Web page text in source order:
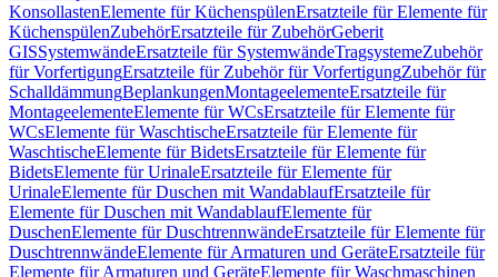
KonsollastenElemente für KüchenspülenErsatzteile für Elemente für
KüchenspülenZubehörErsatzteile für ZubehörGeberit
GISSystemwändeErsatzteile für SystemwändeTragsystemeZubehör
für VorfertigungErsatzteile für Zubehör für VorfertigungZubehör für
SchalldämmungBeplankungenMontageelementeErsatzteile für
MontageelementeElemente für WCsErsatzteile für Elemente für
WCsElemente für WaschtischeErsatzteile für Elemente für
WaschtischeElemente für BidetsErsatzteile für Elemente für
BidetsElemente für UrinaleErsatzteile für Elemente für
UrinaleElemente für Duschen mit WandablaufErsatzteile für
Elemente für Duschen mit WandablaufElemente für
DuschenElemente für DuschtrennwändeErsatzteile für Elemente für
DuschtrennwändeElemente für Armaturen und GeräteErsatzteile für
Elemente für Armaturen und GeräteElemente für Waschmaschinen